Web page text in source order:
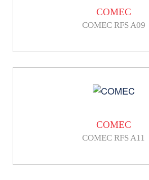
COMEC
COMEC RFS A09
COMEC
COMEC RFS A11